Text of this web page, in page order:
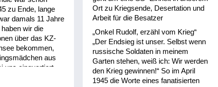
dem
Tages kam sie gerannt und rief
„heute wird’s gefährlich“ … und
dem Haus ein.
zu Ende, lange
damals 11 Jahre
wir die
über das KZ-
bekommen,
aus
uns einquartiert
Ort zu Kriegsende, Desertation und
Arbeit für die Besatzer
„Onkel Rudolf, erzähl vom Krieg“
„Der Endsieg ist unser. Selbst wenn
russische Soldaten in meinem
Garten stehen, weiß ich: Wir werden
den Krieg gewinnen!“ So im April
1945 die Worte eines fanatisierten